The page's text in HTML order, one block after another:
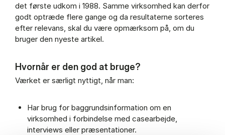
det første udkom i 1988. Samme virksomhed kan derfor
godt optræde flere gange og da resultaterne sorteres
efter relevans, skal du være opmærksom på, om du
bruger den nyeste artikel.
Hvornår er den god at bruge?
Værket er særligt nyttigt, når man:
Har brug for baggrundsinformation om en
virksomhed i forbindelse med casearbejde,
interviews eller præsentationer.